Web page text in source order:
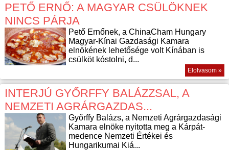
PETŐ ERNŐ: A MAGYAR CSÜLÖKNEK
NINCS PÁRJA
Pető Ernőnek, a ChinaCham Hungary
Magyar-Kínai Gazdasági Kamara
elnökének lehetősége volt Kínában is
csülköt kóstolni, d...
Elolvasom »
INTERJÚ GYŐRFFY BALÁZZSAL, A
NEMZETI AGRÁRGAZDAS...
Győrffy Balázs, a Nemzeti Agrárgazdasági
Kamara elnöke nyitotta meg a Kárpát-
medence Nemzeti Értékei és
Hungarikumai Kiá...